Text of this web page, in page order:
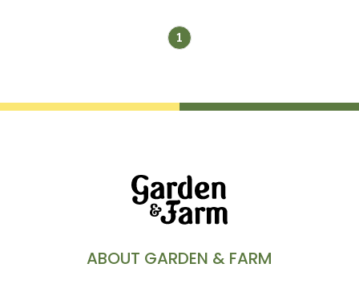
แคคตัสคืออะไร แคคตัสก็คือ ไม้อวบน้ำ (Succulent) ชนิดหนึ่ง
จัดอยู่ในวงศ์ CACTACEAE เป็นไม้ยืนต้นที่มีลักษณะพิเศษต่าง
ผึ้ง มีหนามแหลม หรือตุ่มหนามขนาดเล็ก ใหญ่ ต่างกันไป
แตกกิ่งก้านสาขา ผลิใบ ออกดอกติดผลเหมือนต้นไม้ทั่วไป ต่อ
มาเมื่อสภาพแวดล้อมของโลกเปลี่ยนแปลงเป็นแห้งแล้ง แคคตัส
จึงต้องปรับสภาพตัวเองให้ดำรงอยู่ได้ โดยพัฒนาโครงสร้าง
ไม่หยั่งลึกลงใต้ดินมากนัก เพื่อจับน้ำในอากาศได้ง่าย เปลี่ยนใบ
1
ABOUT GARDEN & FARM